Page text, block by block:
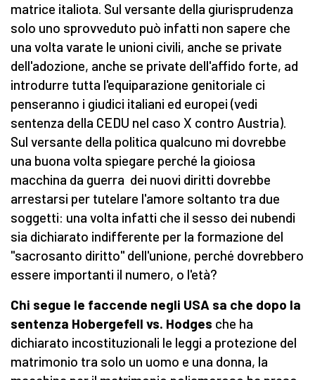
matrice italiota. Sul versante della giurisprudenza
solo uno sprovveduto può infatti non sapere che
una volta varate le unioni civili, anche se private
dell'adozione, anche se private dell'affido forte, ad
introdurre tutta l'equiparazione genitoriale ci
penseranno i giudici italiani ed europei (vedi
sentenza della CEDU nel caso X contro Austria).
Sul versante della politica qualcuno mi dovrebbe
una buona volta spiegare perché la gioiosa
macchina da guerra dei nuovi diritti dovrebbe
arrestarsi per tutelare l'amore soltanto tra due
soggetti: una volta infatti che il sesso dei nubendi
sia dichiarato indifferente per la formazione del
"sacrosanto diritto" dell'unione, perché dovrebbero
essere importanti il numero, o l'età?
Chi segue le faccende negli USA sa che dopo la
sentenza Hobergefell vs. Hodges che ha
dichiarato incostituzionali le leggi a protezione del
matrimonio tra solo un uomo e una donna, la